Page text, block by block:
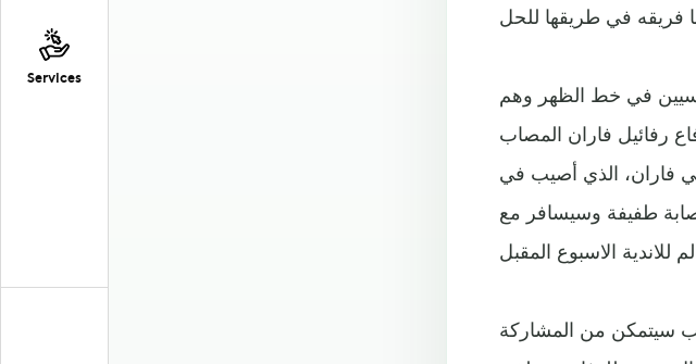
Services
في خط الظهر وهم
رفائيل فاران المصاب
فاران، الذي أصيب في
من إصابة طفيفة وسيسافر مع
سيتمكن من المشاركة